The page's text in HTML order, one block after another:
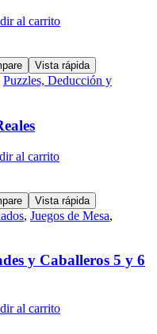
al carrito
Vista rápida
Puzzles, Deducción y
al carrito
Vista rápida
, Juegos de Mesa,
y Caballeros 5 y 6
al carrito